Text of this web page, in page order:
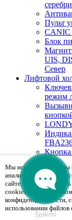
Пульт
CANIC
Блок
UIS,
Cевер
Лифтовой
режим
DCL-
DHL-
Мы используем файлы
анализа трафика и
сайте, вы
cookies. Чтобы
конфиденциальности,
использовании